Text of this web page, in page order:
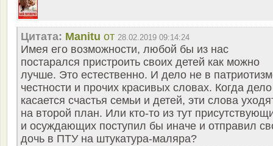
Цитата: Manitu от 28.02.2019 09:14:24
Имея его возможности, любой бы из нас
постарался пристроить своих детей как можно
лучше. Это естественно. И дело не в
честности и прочих красивых словах. Когда дело
касается счастья семьи и детей, эти слова
на второй план. Или кто-то из тут
и осуждающих поступил бы иначе и отправил
дочь в ПТУ на штукатура-маляра?